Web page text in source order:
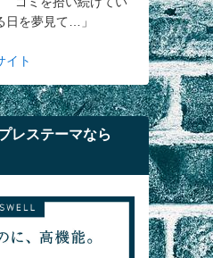
日を夢見て…」
イト
レステーマなら